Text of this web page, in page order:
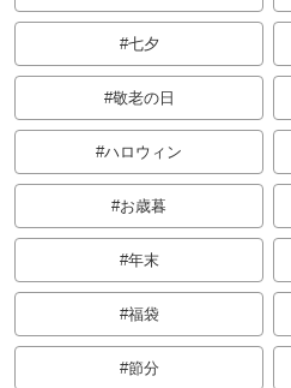
七夕
敬老の日
ハロウィン
お歳暮
年末
福袋
節分